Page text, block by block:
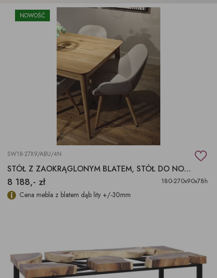
NOWOŚĆ
SW18-27X9/ABU/4N
STÓŁ Z ZAOKRĄGLONYM BLATEM, STÓŁ DO NOWOCZESNEGO WNĘTRZA
8 188,- zł 180-270x90x78h
Cena mebla z blatem dąb lity +/-30mm